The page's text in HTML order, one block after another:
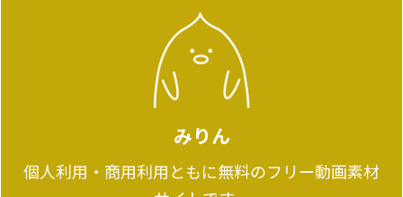
みりん
個人利用・商用利用ともに無料のフリー動画素材